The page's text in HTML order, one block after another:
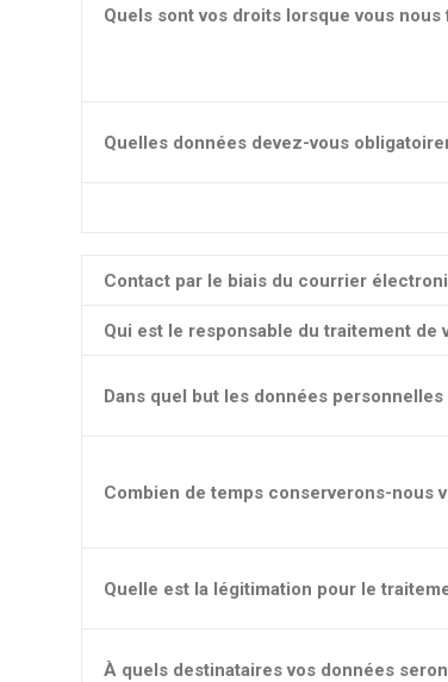
Quels sont vos droits lorsque vous
Quelles données devez-vous
Contact par le biais du courrier
Qui est le responsable du traitement de
Dans quel but les données
Combien de temps conserverons-nous
Quelle est la légitimation pour le
À quels destinataires vos données